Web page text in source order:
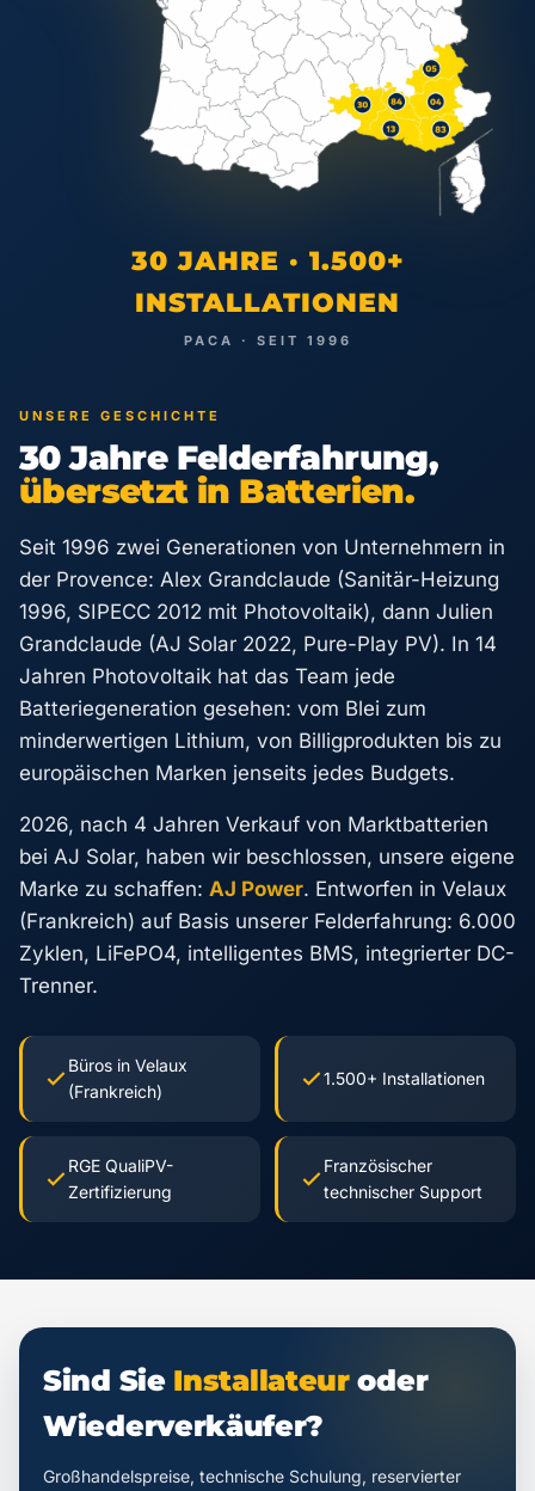
30 JAHRE · 1.500+
INSTALLATIONEN
PACA · SEIT 1996
UNSERE GESCHICHTE
30 Jahre Felderfahrung,
übersetzt in Batterien.
Seit 1996 zwei Generationen von Unternehmern in
der Provence: Alex Grandclaude (Sanitär-Heizung
1996, SIPECC 2012 mit Photovoltaik), dann Julien
Grandclaude (AJ Solar 2022, Pure-Play PV). In 14
Jahren Photovoltaik hat das Team jede
Batteriegeneration gesehen: vom Blei zum
minderwertigen Lithium, von Billigprodukten bis zu
europäischen Marken jenseits jedes Budgets.
2026, nach 4 Jahren Verkauf von Marktbatterien
bei AJ Solar, haben wir beschlossen, unsere eigene
Marke zu schaffen: AJ Power. Entworfen in Velaux
(Frankreich) auf Basis unserer Felderfahrung: 6.000
Zyklen, LiFePO4, intelligentes BMS, integrierter DC-
Trenner.
Büros in Velaux
(Frankreich)
1.500+ Installationen
RGE QualiPV-
Zertifizierung
Französischer
technischer Support
Sind Sie Installateuroder
Wiederverkäufer?
Großhandelspreise, technische Schulung, reservierter